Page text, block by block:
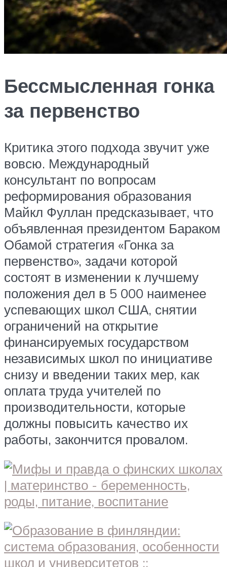
Бессмысленная гонка
за первенство
Критика этого подхода звучит уже
вовсю. Международный
консультант по вопросам
реформирования образования
Майкл Фуллан предсказывает, что
объявленная президентом Бараком
Обамой стратегия «Гонка за
первенство», задачи которой
состоят в изменении к лучшему
положения дел в 5 000 наименее
успевающих школ США, снятии
ограничений на открытие
финансируемых государством
независимых школ по инициативе
снизу и введении таких мер, как
оплата труда учителей по
производительности, которые
должны повысить качество их
работы, закончится провалом.